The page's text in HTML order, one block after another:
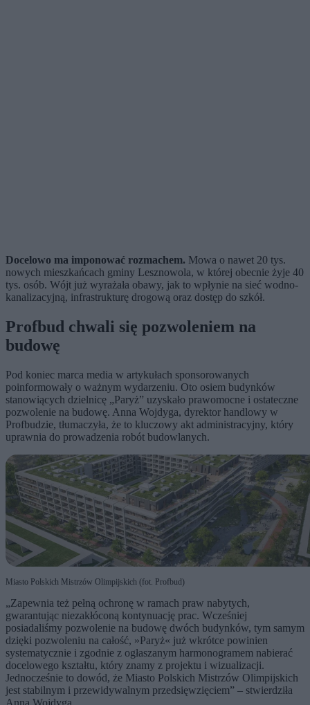
Docelowo ma imponować rozmachem. Mowa o nawet 20 tys.
nowych mieszkańcach gminy Lesznowola, w której obecnie żyje 40
tys. osób. Wójt już wyrażała obawy, jak to wpłynie na sieć wodno-
kanalizacyjną, infrastrukturę drogową oraz dostęp do szkół.
Profbud chwali się pozwoleniem na
budowę
Pod koniec marca media w artykułach sponsorowanych
poinformowały o ważnym wydarzeniu. Oto osiem budynków
stanowiących dzielnicę „Paryż” uzyskało prawomocne i ostateczne
pozwolenie na budowę. Anna Wojdyga, dyrektor handlowy w
Profbudzie, tłumaczyła, że to kluczowy akt administracyjny, który
uprawnia do prowadzenia robót budowlanych.
Miasto Polskich Mistrzów Olimpijskich (fot. Profbud)
„Zapewnia też pełną ochronę w ramach praw nabytych,
gwarantując niezakłóconą kontynuację prac. Wcześniej
posiadaliśmy pozwolenie na budowę dwóch budynków, tym samym
dzięki pozwoleniu na całość, »Paryż« już wkrótce powinien
systematycznie i zgodnie z ogłaszanym harmonogramem nabierać
docelowego kształtu, który znamy z projektu i wizualizacji.
Jednocześnie to dowód, że Miasto Polskich Mistrzów Olimpijskich
jest stabilnym i przewidywalnym przedsięwzięciem” – stwierdziła